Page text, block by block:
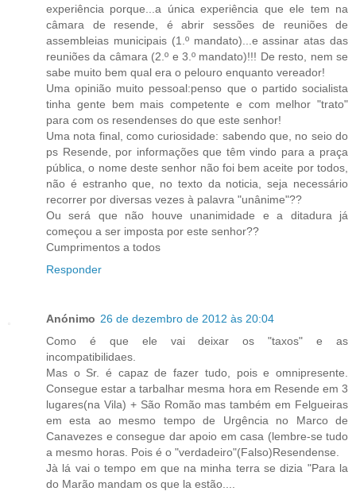
experiência porque...a única experiência que ele tem na
câmara de resende, é abrir sessões de reuniões de
assembleias municipais (1.º mandato)...e assinar atas das
reuniões da câmara (2.º e 3.º mandato)!!! De resto, nem se
sabe muito bem qual era o pelouro enquanto vereador!
Uma opinião muito pessoal:penso que o partido socialista
tinha gente bem mais competente e com melhor "trato"
para com os resendenses do que este senhor!
Uma nota final, como curiosidade: sabendo que, no seio do
ps Resende, por informações que têm vindo para a praça
pública, o nome deste senhor não foi bem aceite por todos,
não é estranho que, no texto da noticia, seja necessário
recorrer por diversas vezes à palavra "unânime"??
Ou será que não houve unanimidade e a ditadura já
começou a ser imposta por este senhor??
Cumprimentos a todos
Responder
Anónimo 26 de dezembro de 2012 às 20:04
Como é que ele vai deixar os "taxos" e as
incompatibilidaes.
Mas o Sr. é capaz de fazer tudo, pois e omnipresente.
Consegue estar a tarbalhar mesma hora em Resende em 3
lugares(na Vila) + São Romão mas também em Felgueiras
em esta ao mesmo tempo de Urgência no Marco de
Canavezes e consegue dar apoio em casa (lembre-se tudo
a mesmo horas. Pois é o "verdadeiro"(Falso)Resendense.
Jà lá vai o tempo em que na minha terra se dizia "Para la
do Marão mandam os que la estão....